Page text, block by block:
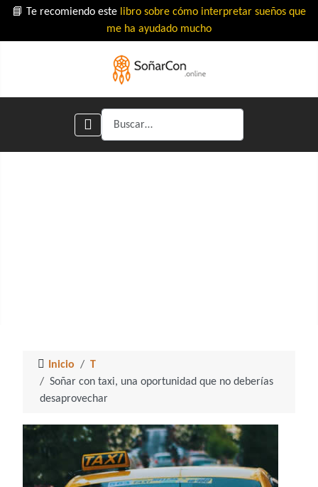
📘 Te recomiendo este libro sobre cómo interpretar sueños que
me ha ayudado mucho
Buscar
Inicio
T
Soñar con taxi, una oportunidad que no deberías
desaprovechar